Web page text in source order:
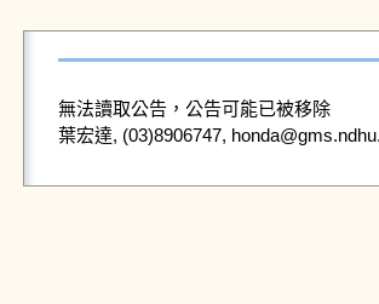
無法讀取公告，公告可能已被移除
葉宏達, (03)8906747,